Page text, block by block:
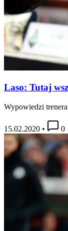
Laso: Tutaj
Wypowiedzi
15.02.2020 • 0